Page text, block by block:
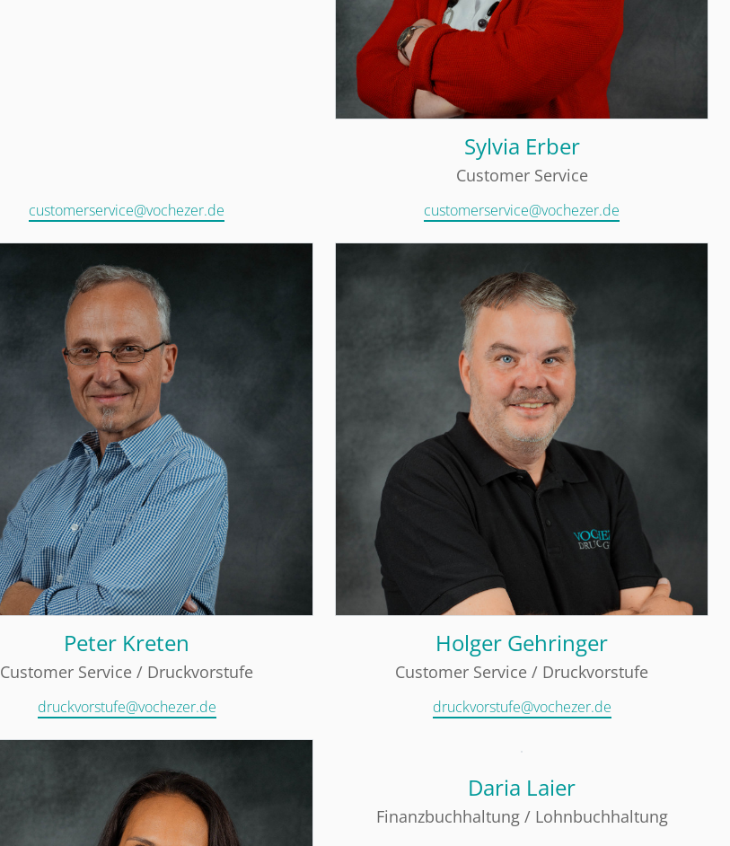
customerservice@vochezer.de
Sylvia Erber
Customer Service
customerservice@vochezer.de
Peter Kreten
Customer Service / Druckvorstufe
druckvorstufe@vochezer.de
Holger Gehringer
Customer Service / Druckvorstufe
druckvorstufe@vochezer.de
Daria Laier
Finanzbuchhaltung / Lohnbuchhaltung